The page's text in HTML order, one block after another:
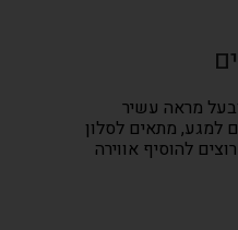
מראה עשיר
למגע, מתאים לסלון
להוסיף אווירה